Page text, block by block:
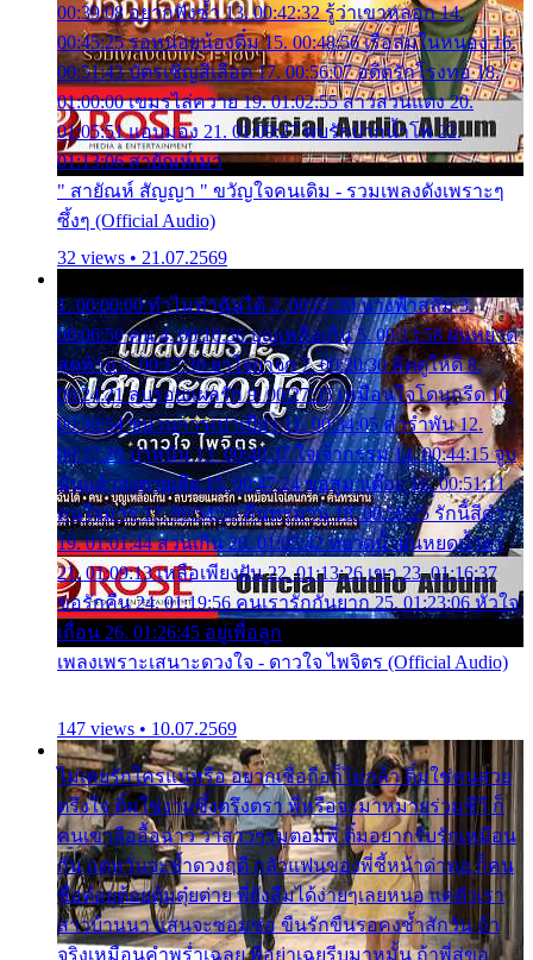
00:39:08 อยากฟังซ้ำ 13. 00:42:32 รู้ว่าเขาหลอก 14.
00:45:25 รอหน่อยน้องติ๋ม 15. 00:48:56 เรือล่มในหนอง 16.
00:51:43 บัตรเชิญสีเลือด 17. 00:56:07 อดีตรักโรงทอ 18.
01:00:00 เขมรไล่ควาย 19. 01:02:55 สาวสวนแตง 20.
01:05:51 แอบมอง 21. 01:09:27 พบรักปากน้ำโพ 22.
01:13:06 สายัณห์เมา
" สายัณห์ สัญญา " ขวัญใจคนเดิม - รวมเพลงดังเพราะๆ
ซึ้งๆ (Official Audio)
32 views • 21.07.2569
1. 00:00:00 ทำไมทำฉันได้ 2. 00:03:20 นางฟ้าสลัม 3.
00:06:50 คน 4. 00:10:36 บุญเหลือเกิน 5. 00:13:58 ฝนหยาด
สุดท้าย 6. 00:17:30 ยาใจยาจก 7. 00:20:30 คิดดูให้ดี 8.
00:24:21 ลบรอยแผลรัก 9. 00:27:35 เหมือนใจโดนกรีด 10.
00:30:54 ขบวนการเปาเปียว 11. 00:34:05 คำรำพัน 12.
00:37:20 ปาหนัน 13. 00:40:37 ใจเจ้ากรรม 14. 00:44:15 จูบ
ฉันแล้วจงตายเสีย 15. 00:47:24 ขอสูมาเต๊อะ 16. 00:51:11
คนใจมาร 17. 00:54:50 คืนทรมาน 18. 00:58:25 รักนี้สีดำ
19. 01:01:44 ส่วนเกิน 20. 01:05:42 หยาดน้ำฝนหยดน้ำตา
21. 01:09:13 เหลือเพียงฝัน 22. 01:13:26 เขา 23. 01:16:37
ขอรักคืน 24. 01:19:56 คนเรารักกันยาก 25. 01:23:06 หัวใจ
เถื่อน 26. 01:26:45 อยู่เพื่อลูก
เพลงเพราะเสนาะดวงใจ - ดาวใจ ไพจิตร (Official Audio)
147 views • 10.07.2569
ไม่เคยรักใครแน่หรือ อยากเชื่อถือก็ไม่กล้า ติ๋มใช่คนสวย
ตรึงใจ ติ๋มใช่งามซึ้งตรึงตรา พี่หรือจะมาหมายร่วมชีวี ก็
คนเขาลืออื้อฉาว ว่าสาวๆรุมตอมพี่ ติ๋มอยากรับรักเหมือน
กัน แต่หวั่นจะช้ำดวงฤดี กลัวแฟนของพี่ชี้หน้าด่าทอ ก็คน
ชื่อต๋อยต้อยตุ้มตุ๋ยต่าย พี่ยังลืมได้ง่ายๆเลยหนอ แค่ตัวเรา
สาวบ้านนา แสนจะซอมซ่อ ขืนรักขืนรอคงช้ำสักวัน ถ้า
จริงเหมือนคำพร่ำเฉลย พี่อย่าเฉยรีบมาหมั้น ถ้าพี่สู่ขอ